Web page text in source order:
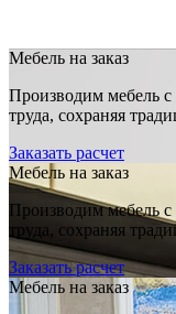
Мебель на заказ
Производим мебель
труда, сохраняя
Заказать расчет
Мебель на заказ
Производим мебель
труда, сохраняя
Заказать расчет
Мебель на заказ